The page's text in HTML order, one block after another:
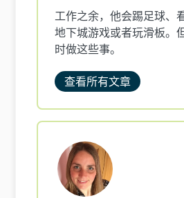
工作之余，他会踢足球、
地下城游戏或者玩滑板。
时做这些事。
查看所有文章